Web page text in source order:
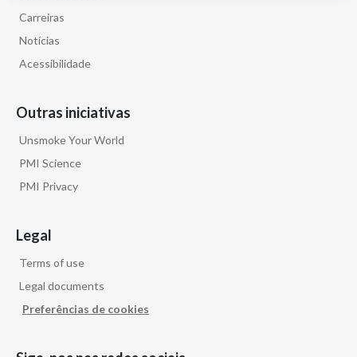
Carreiras
Notícias
Acessibilidade
Outras iniciativas
Unsmoke Your World
PMI Science
PMI Privacy
Legal
Terms of use
Legal documents
Preferências de cookies